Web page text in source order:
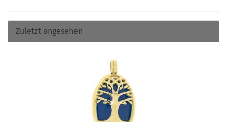
Zuletzt angesehen